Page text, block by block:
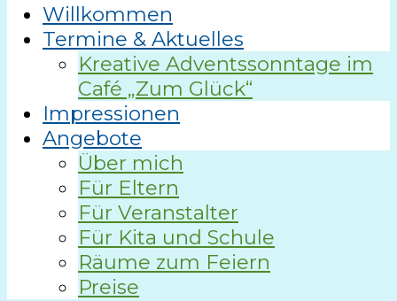
Willkommen
Termine & Aktuelles
Kreative Adventssonntage im
Café „Zum Glück“
Impressionen
Angebote
Über mich
Für Eltern
Für Veranstalter
Für Kita und Schule
Räume zum Feiern
Preise